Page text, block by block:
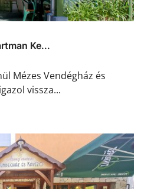
Ke...
Mézes Vendégház és
vissza...